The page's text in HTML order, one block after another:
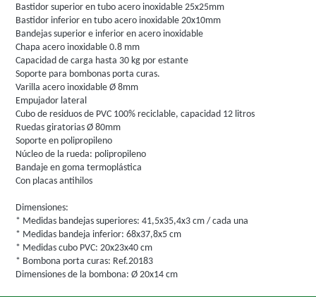
Bastidor superior en tubo acero inoxidable 25x25mm
Bastidor inferior en tubo acero inoxidable 20x10mm
Bandejas superior e inferior en acero inoxidable
Chapa acero inoxidable 0.8 mm
Capacidad de carga hasta 30 kg por estante
Soporte para bombonas porta curas.
Varilla acero inoxidable Ø 8mm
Empujador lateral
Cubo de residuos de PVC 100% reciclable, capacidad 12 litros
Ruedas giratorias Ø 80mm
Soporte en polipropileno
Núcleo de la rueda: polipropileno
Bandaje en goma termoplástica
Con placas antihilos
Dimensiones:
* Medidas bandejas superiores: 41,5x35,4x3 cm / cada una
* Medidas bandeja inferior: 68x37,8x5 cm
* Medidas cubo PVC: 20x23x40 cm
* Bombona porta curas: Ref.20183
Dimensiones de la bombona: Ø 20x14 cm